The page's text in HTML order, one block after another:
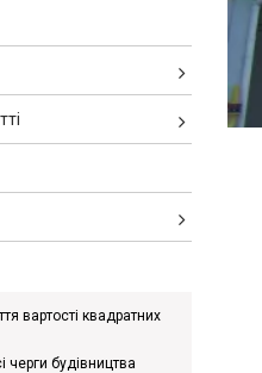
вартості квадратних
черги будівництва